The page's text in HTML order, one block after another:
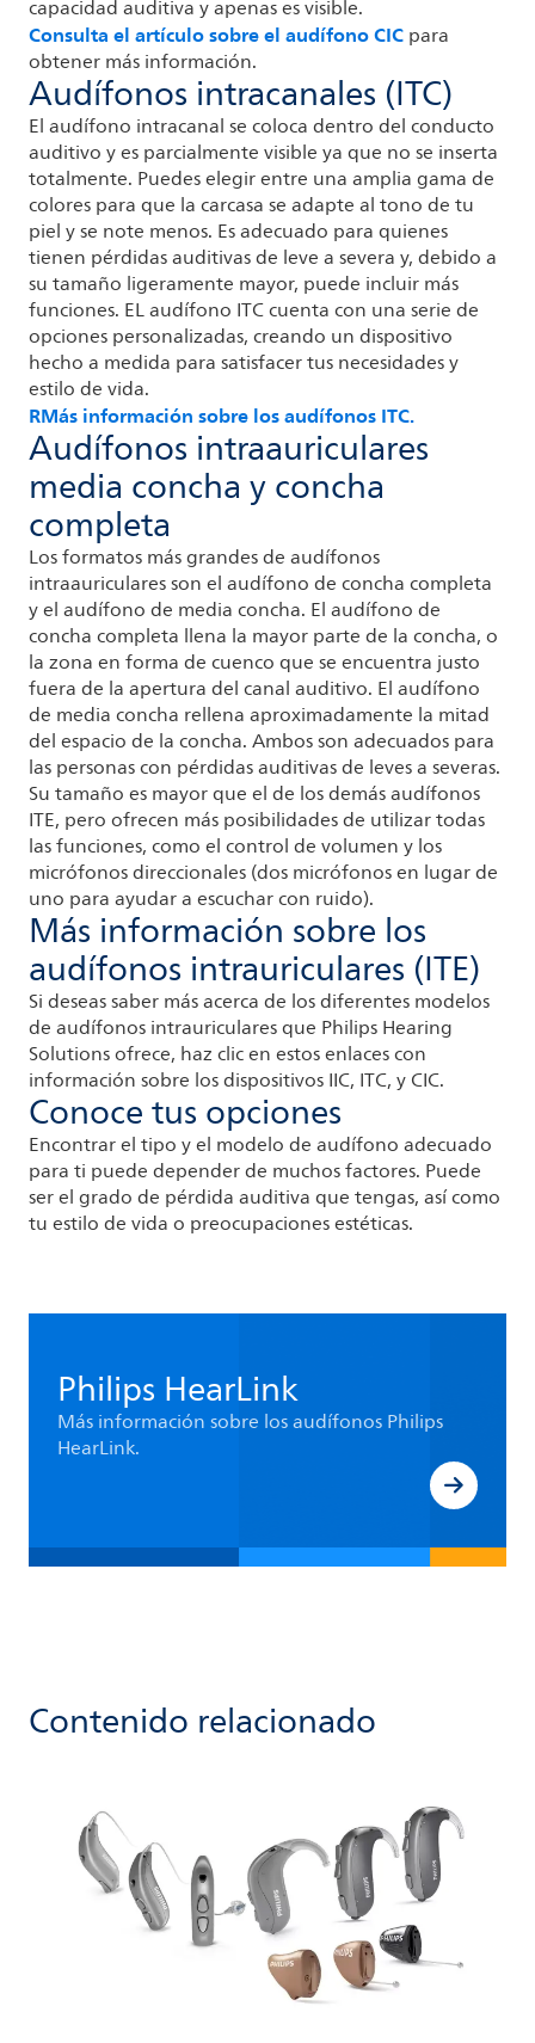
capacidad auditiva y apenas es visible.
Consulta el artículo sobre el audífono CICpara
obtener más información.
Audífonos intracanales (ITC)
El audífono intracanal se coloca dentro del conducto
auditivo y es parcialmente visible ya que no se inserta
totalmente. Puedes elegir entre una amplia gama de
colores para que la carcasa se adapte al tono de tu
piel y se note menos. Es adecuado para quienes
tienen pérdidas auditivas de leve a severa y, debido a
su tamaño ligeramente mayor, puede incluir más
funciones. EL audífono ITC cuenta con una serie de
opciones personalizadas, creando un dispositivo
hecho a medida para satisfacer tus necesidades y
estilo de vida.
RMás información sobre los audífonos ITC.
Audífonos intraauriculares
media concha y concha
completa
Los formatos más grandes de audífonos
intraauriculares son el audífono de concha completa
y el audífono de media concha. El audífono de
concha completa llena la mayor parte de la concha, o
la zona en forma de cuenco que se encuentra justo
fuera de la apertura del canal auditivo. El audífono
de media concha rellena aproximadamente la mitad
del espacio de la concha. Ambos son adecuados para
las personas con pérdidas auditivas de leves a severas.
Su tamaño es mayor que el de los demás audífonos
ITE, pero ofrecen más posibilidades de utilizar todas
las funciones, como el control de volumen y los
micrófonos direccionales (dos micrófonos en lugar de
uno para ayudar a escuchar con ruido).
Más información sobre los
audífonos intrauriculares (ITE)
Si deseas saber más acerca de los diferentes modelos
de audífonos intrauriculares que Philips Hearing
Solutions ofrece, haz clic en estos enlaces con
información sobre los dispositivos IIC, ITC, y CIC.
Conoce tus opciones
Encontrar el tipo y el modelo de audífono adecuado
para ti puede depender de muchos factores. Puede
ser el grado de pérdida auditiva que tengas, así como
tu estilo de vida o preocupaciones estéticas.
Philips HearLink
Más información sobre los audífonos Philips
HearLink.
Contenido relacionado